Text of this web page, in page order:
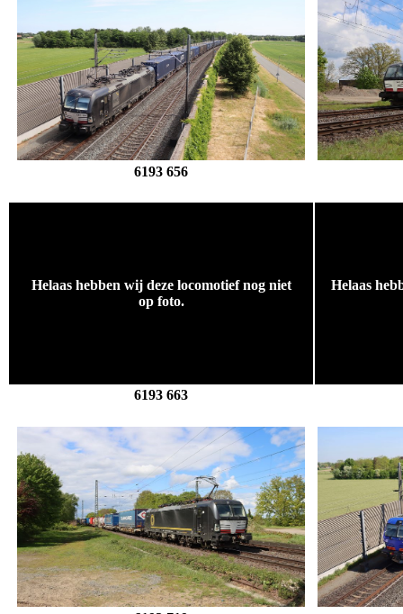
6193 656
Helaas hebben wij deze locomotief nog niet
op foto.
Helaas
6193 663